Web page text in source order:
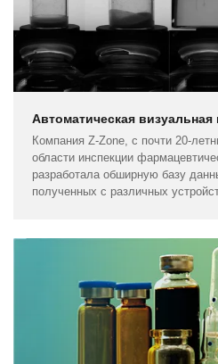
Автоматическая визуальная
Компания Z-Zone, с почти 20-
области инспекции
разработала обширную базу
полученных с различных